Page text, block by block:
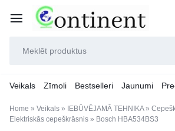
Veikals Zīmoli Bestselleri Jaunumi
Home » Veikals » IEBŪVĒJAMĀ TEHNIKA»
Elektriskās cepeškrāsnis » Bosch HBA534BS3